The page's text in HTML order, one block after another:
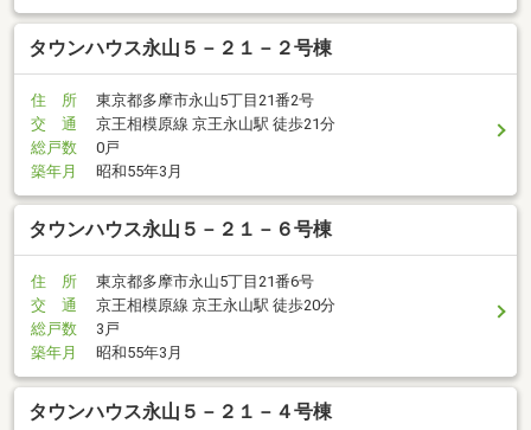
タウンハウス永山５－２１－２号棟
住 所
東京都多摩市永山5丁目21番2号
交 通
京王相模原線 京王永山駅 徒歩21分
総戸数
0戸
築年月
昭和55年3月
タウンハウス永山５－２１－６号棟
住 所
東京都多摩市永山5丁目21番6号
交 通
京王相模原線 京王永山駅 徒歩20分
総戸数
3戸
築年月
昭和55年3月
タウンハウス永山５－２１－４号棟